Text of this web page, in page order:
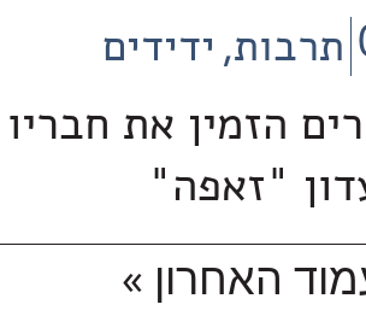
תרבות ידידים
הזמין את חבריו
"זאפה"
האחרון »